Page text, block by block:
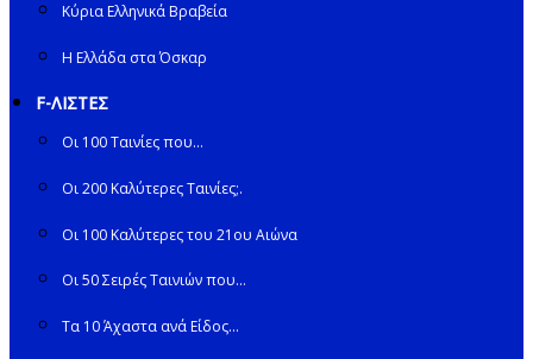
Κύρια Ελληνικά Βραβεία
Η Ελλάδα στα Όσκαρ
F-ΛΙΣΤΕΣ
Οι 100 Ταινίες που…
Οι 200 Καλύτερες Ταινίες;.
Οι 100 Καλύτερες του 21ου Αιώνα
Οι 50 Σειρές Ταινιών που…
Τα 10 Άχαστα ανά Είδος…